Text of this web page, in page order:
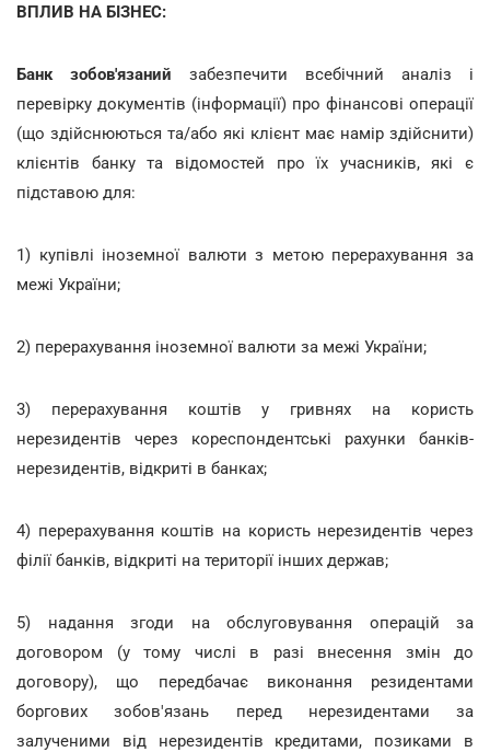
ВПЛИВ НА БІЗНЕС:
Банк зобов'язаний забезпечити всебічний аналіз і
перевірку документів (інформації) про фінансові операції
(що здійснюються та/або які клієнт має намір здійснити)
клієнтів банку та відомостей про їх учасників, які є
підставою для:
1) купівлі іноземної валюти з метою перерахування за
межі України;
2) перерахування іноземної валюти за межі України;
3) перерахування коштів у гривнях на користь
нерезидентів через кореспондентські рахунки банків-
нерезидентів, відкриті в банках;
4) перерахування коштів на користь нерезидентів через
філії банків, відкриті на території інших держав;
5) надання згоди на обслуговування операцій за
договором (у тому числі в разі внесення змін до
договору), що передбачає виконання резидентами
боргових зобов'язань перед нерезидентами за
залученими від нерезидентів кредитами, позиками в